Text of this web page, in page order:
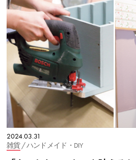
2024.03.31
雑貨/ ハンドメイド・DIY